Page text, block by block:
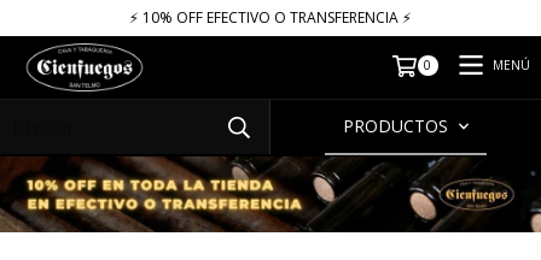
⚡​​​ 10% OFF EFECTIVO O TRANSFERENCIA ⚡​
0 MENÚ
PRODUCTOS